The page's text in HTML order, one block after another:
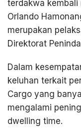
terdakwa kembali
Orlando
merupakan
Direktorat
Dalam
keluhan terkait
Cargo yang
mengalami
dwelling time.